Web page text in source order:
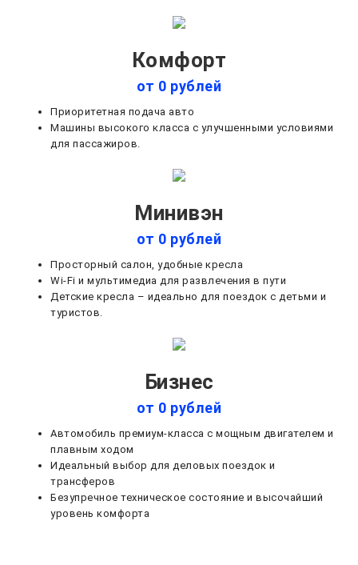
Комфорт
от 0 рублей
Приоритетная подача авто
Машины высокого класса с улучшенными условиями
для пассажиров.
Минивэн
от 0 рублей
Просторный салон, удобные кресла
Wi-Fi и мультимедиа для развлечения в пути
Детские кресла – идеально для поездок с детьми и
туристов.
Бизнес
от 0 рублей
Автомобиль премиум-класса с мощным двигателем и
плавным ходом
Идеальный выбор для деловых поездок и
трансферов
Безупречное техническое состояние и высочайший
уровень комфорта